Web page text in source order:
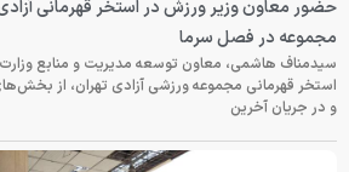
حضور معاون وزیر ورزش در استخر قهرمانی آزادی؛
مجموعه در فصل سرما
سیدمناف هاشمی، معاون توسعه مدیریت و منابع
استخر قهرمانی مجموعه ورزشی آزادی تهران، از
و در جریان آخرین